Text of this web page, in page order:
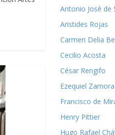
Antonio José de
Aristides Rojas
Carmen Delia
Cecilio Acosta
César Rengifo
Ezequiel Zamora
Francisco de
Henry Pittier
Hugo Rafael